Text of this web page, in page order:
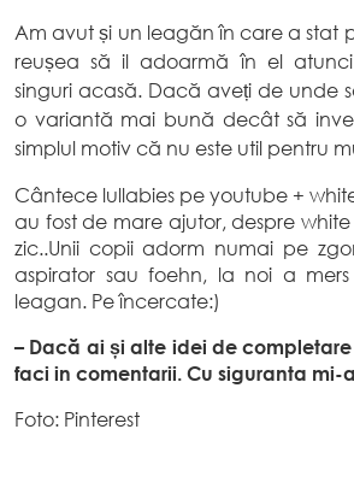
Am avut și un leagăn în care a stat
reușea să il adoarmă în el
singuri acasă. Dacă aveți de unde
o variantă mai bună decât să
simplul motiv că nu este util pentru
Cântece lullabies pe youtube +
au fost de mare ajutor, despre white
zic..Unii copii adorm numai pe
aspirator sau foehn, la noi a
leagan. Pe încercate:)
– Dacă ai și alte idei de
faci in comentarii. Cu siguranta mi-
Foto: Pinterest